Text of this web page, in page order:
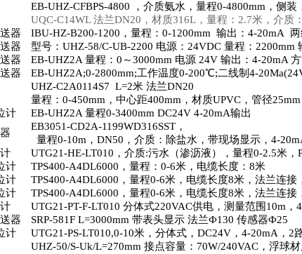
EB-UHZ-CFBPS-4800 ，介质氨水，量程0-4800mm ，侧
UQC-C14WL法兰DN20 ，材质316L ，量程： 2.7米，介质
器
IBU-HZ-B200-1200 ，量程： 0-1200mm 输出： 4-20mA 两
器
型号： UHZ-58/C-UB-2200 电源： 24VDC 量程： 2200mm
器
EB-UHZ2A 量程： 0 ～3000mm 电源 24V 输出： 4-20mA
器
EB-UHZ2A;0-2800mm;工作温度0-200℃;二线制 4-
UHZ-C2A0114S7 L=2米 法兰DN20
量程： 0-450mm ，中心距400mm ，材质UPVC ，管径25mm
计
EB-UHZ2A 量程0-3400mm DC24V 4-20mA输出
EB3051-CD2A-1199WD316SST ，
量程0-10m ， DN50 ，介质：除盐水，带现场显示， 4-
UTG21-HE-LT010 ，介质:污水（渗沥液），量程0-2.5米，
计
TPS400-A4DL6000 ，量程： 0-6米，电缆长度： 8米
计
TPS400-A4DL6000 ，量程0-6米，电缆长度8米，法兰连接
计
TPS400-A4DL6000 ，量程0-6米，电缆长度8米，法兰连接
UTG21-PT-F-LT010 分体式220VAC供电，测量范围 10m ，
器
SRP-581F L=3000mm 带表头显示 法兰Ф130 传感器Ф25
计
UTG21-PS-LT010,0-10米，分体式， DC24V ， 4-20mA ， 2
UHZ-50/S-Uk/L=270mm 接点容量： 70W/240VAC ，浮球材